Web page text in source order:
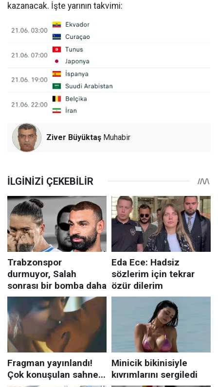
kazanacak. İşte yarının takvimi:
Ziver Büyüktaş Muhabir